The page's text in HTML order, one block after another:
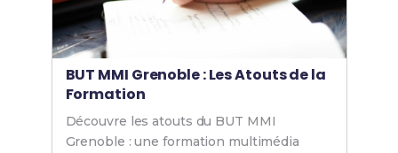
BUT MMI Grenoble : Les Atouts de la
Formation
Découvre les atouts du BUT MMI
Grenoble : une formation multimédia